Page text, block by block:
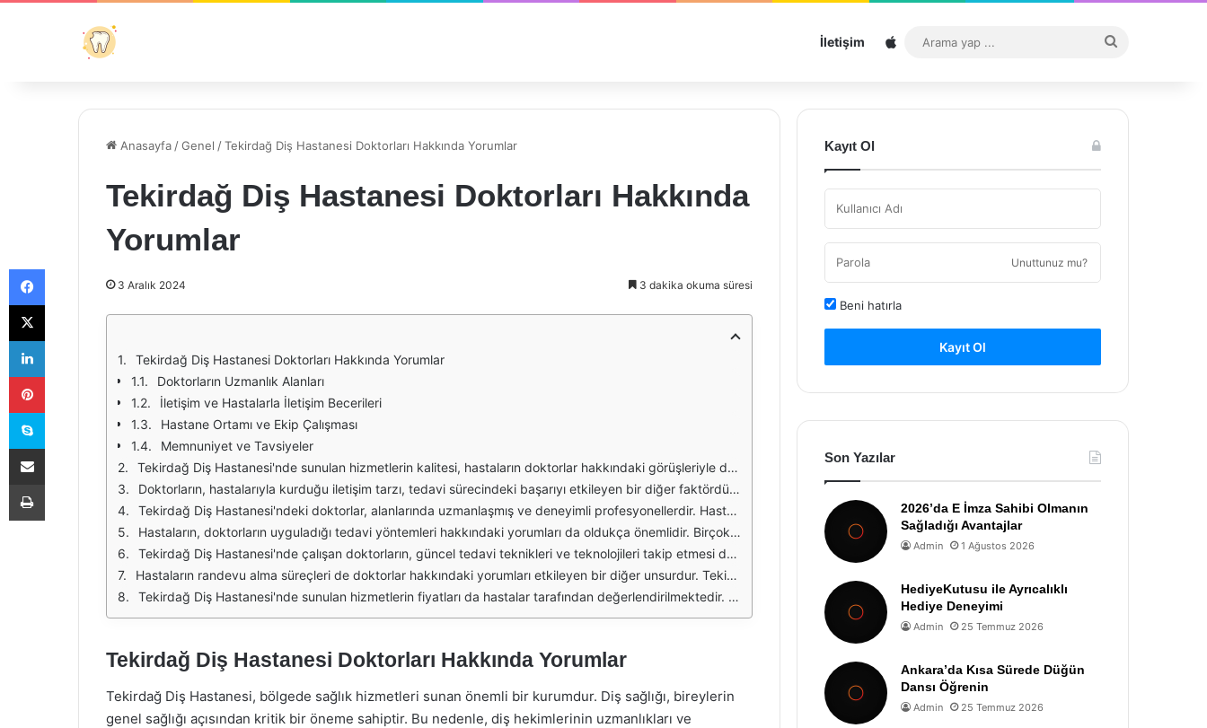
İletişim Sitemap
...
Anasayfa /Genel /Tekirdağ Diş Hastanesi Doktorları Hakkında Yorumlar
Tekirdağ Diş Hastanesi Doktorları Hakkında
Yorumlar
3 Aralık 2024 3 dakika okuma süresi
Tekirdağ Diş Hastanesi Doktorları Hakkında Yorumlar
Doktorların Uzmanlık Alanları
İletişim ve Hastalarla İletişim Becerileri
Hastane Ortamı ve Ekip Çalışması
Memnuniyet ve Tavsiyeler
Tekirdağ Diş Hastanesi'nde sunulan hizmetlerin kalitesi, hastaların doktorlar hakkındaki görüşleriyle doğrudan ilişkilidir. Hastalar, diş hekimlerinin profesyonelliği ve bilgi birikimi konusunda genellikle olumlu geri dönüşlerde bulunmaktadır. Bu durum, hastaların tedavi süreçlerinde kendilerini güvende hissetmelerine yardımcı olmaktadır. Ayrıca, hastaların bilgi almak için doktorlarla olan iletişimleri de son derece önemlidir.
Doktorların, hastalarıyla kurduğu iletişim tarzı, tedavi sürecindeki başarıyı etkileyen bir diğer faktördür. Hastalar, diş hekimlerinin açıklayıcı ve samimi bir iletişim kurmasını takdir etmektedir. Bu, hastaların tedavi seçenekleri ve prosedürler hakkında daha fazla bilgi edinmelerine yardımcı olmakta ve tedaviye olan güvenlerini artırmaktadır.
Tekirdağ Diş Hastanesi'ndeki doktorlar, alanlarında uzmanlaşmış ve deneyimli profesyonellerdir. Hastalar, doktorların bilgisine ve becerisine güvenerek tedavi süreçlerine katılmaktadır. Bu güven, hastaların diş sağlığı ile ilgili sorunlarını daha rahat bir şekilde dile getirmelerine olanak tanımaktadır.
Hastaların, doktorların uyguladığı tedavi yöntemleri hakkındaki yorumları da oldukça önemlidir. Birçok hasta, uygulanan tedavi yöntemlerinin etkili olduğunu ve hızlı sonuçlar aldıklarını belirtmektedir. Bu durum, Tekirdağ Diş Hastanesi'nin hastaları için sağladığı hizmetlerin kalitesini ortaya koymaktadır.
Tekirdağ Diş Hastanesi'nde çalışan doktorların, güncel tedavi teknikleri ve teknolojileri takip etmesi de önemli bir avantajdır. Hastalar, modern ekipman ve yöntemlerle yapılan tedaviler sayesinde daha az ağrı ve rahatsızlık hissettiklerini ifade etmektedir. Bu durum, hastaların hastaneye olan güvenini ve memnuniyetini artırmaktadır.
Hastaların randevu alma süreçleri de doktorlar hakkındaki yorumları etkileyen bir diğer unsurdur. Tekirdağ Diş Hastanesi'nde randevu almanın kolaylığı, hastaların zamanında ve düzenli olarak tedavi olmasına olanak tanımaktadır. Bu da hastaların genel memnuniyetini artıran bir faktördür.
Tekirdağ Diş Hastanesi'nde sunulan hizmetlerin fiyatları da hastalar tarafından değerlendirilmektedir. Hastalar, uygun fiyatlarla kaliteli hizmet almanın önemini vurgulamaktadır. Bu durum, hastaların hastaneyi tercih etmelerinde etkili bir rol oynamaktadır.
Tekirdağ Diş Hastanesi Doktorları Hakkında Yorumlar
Tekirdağ Diş Hastanesi, bölgede sağlık hizmetleri sunan önemli bir kurumdur. Diş sağlığı, bireylerin
genel sağlığı açısından kritik bir öneme sahiptir. Bu nedenle, diş hekimlerinin uzmanlıkları ve
Kayıt Ol
Unuttunuz mu?
Beni hatırla
Kayıt Ol
Son Yazılar
2026’da E İmza Sahibi Olmanın
Sağladığı Avantajlar
Admin 1 Ağustos 2026
HediyeKutusu ile Ayrıcalıklı
Hediye Deneyimi
Admin 25 Temmuz 2026
Ankara’da Kısa Sürede Düğün
Dansı Öğrenin
Admin 25 Temmuz 2026
Facebook
X
LinkedIn
Pinterest
Skype
E-Posta ile paylaş